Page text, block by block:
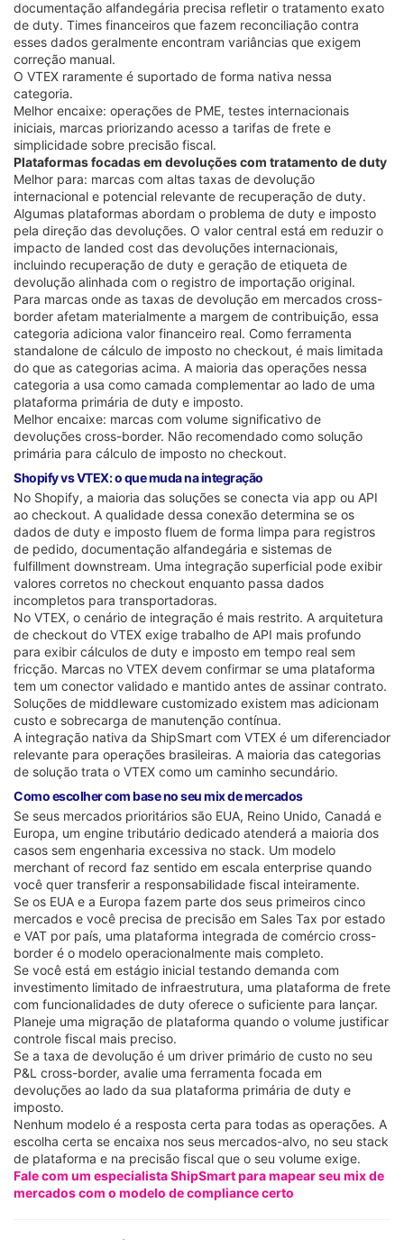
documentação alfandegária precisa refletir o tratamento exato
de duty. Times financeiros que fazem reconciliação contra
esses dados geralmente encontram variâncias que exigem
correção manual.
O VTEX raramente é suportado de forma nativa nessa
categoria.
Melhor encaixe: operações de PME, testes internacionais
iniciais, marcas priorizando acesso a tarifas de frete e
simplicidade sobre precisão fiscal.
Plataformas focadas em devoluções com tratamento de duty
Melhor para: marcas com altas taxas de devolução
internacional e potencial relevante de recuperação de duty.
Algumas plataformas abordam o problema de duty e imposto
pela direção das devoluções. O valor central está em reduzir o
impacto de landed cost das devoluções internacionais,
incluindo recuperação de duty e geração de etiqueta de
devolução alinhada com o registro de importação original.
Para marcas onde as taxas de devolução em mercados cross-
border afetam materialmente a margem de contribuição, essa
categoria adiciona valor financeiro real. Como ferramenta
standalone de cálculo de imposto no checkout, é mais limitada
do que as categorias acima. A maioria das operações nessa
categoria a usa como camada complementar ao lado de uma
plataforma primária de duty e imposto.
Melhor encaixe: marcas com volume significativo de
devoluções cross-border. Não recomendado como solução
primária para cálculo de imposto no checkout.
Shopify vs VTEX: o que muda na integração
No Shopify, a maioria das soluções se conecta via app ou API
ao checkout. A qualidade dessa conexão determina se os
dados de duty e imposto fluem de forma limpa para registros
de pedido, documentação alfandegária e sistemas de
fulfillment downstream. Uma integração superficial pode exibir
valores corretos no checkout enquanto passa dados
incompletos para transportadoras.
No VTEX, o cenário de integração é mais restrito. A arquitetura
de checkout do VTEX exige trabalho de API mais profundo
para exibir cálculos de duty e imposto em tempo real sem
fricção. Marcas no VTEX devem confirmar se uma plataforma
tem um conector validado e mantido antes de assinar contrato.
Soluções de middleware customizado existem mas adicionam
custo e sobrecarga de manutenção contínua.
A integração nativa da ShipSmart com VTEX é um diferenciador
relevante para operações brasileiras. A maioria das categorias
de solução trata o VTEX como um caminho secundário.
Como escolher com base no seu mix de mercados
Se seus mercados prioritários são EUA, Reino Unido, Canadá e
Europa, um engine tributário dedicado atenderá a maioria dos
casos sem engenharia excessiva no stack. Um modelo
merchant of record faz sentido em escala enterprise quando
você quer transferir a responsabilidade fiscal inteiramente.
Se os EUA e a Europa fazem parte dos seus primeiros cinco
mercados e você precisa de precisão em Sales Tax por estado
e VAT por país, uma plataforma integrada de comércio cross-
border é o modelo operacionalmente mais completo.
Se você está em estágio inicial testando demanda com
investimento limitado de infraestrutura, uma plataforma de frete
com funcionalidades de duty oferece o suficiente para lançar.
Planeje uma migração de plataforma quando o volume justificar
controle fiscal mais preciso.
Se a taxa de devolução é um driver primário de custo no seu
P&L cross-border, avalie uma ferramenta focada em
devoluções ao lado da sua plataforma primária de duty e
imposto.
Nenhum modelo é a resposta certa para todas as operações. A
escolha certa se encaixa nos seus mercados-alvo, no seu stack
de plataforma e na precisão fiscal que o seu volume exige.
Fale com um especialista ShipSmart para mapear seu mix de
mercados com o modelo de compliance certo